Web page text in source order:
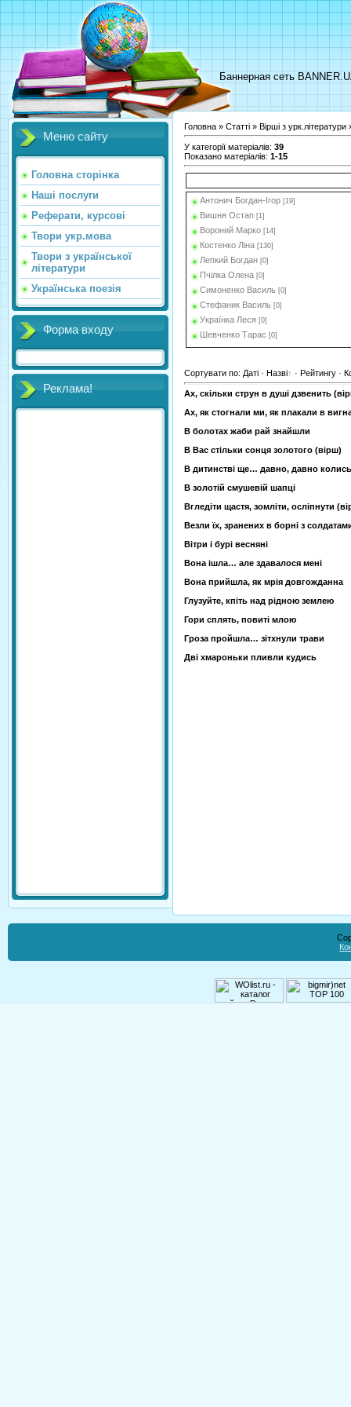
Баннерная сеть
Меню сайту
Головна сторінка
Наші послуги
Реферати, курсові
Твори укр.мова
Твори з української
літератури
Українська поезія
Форма входу
Реклама!
Головна » Статті » Вірші з урк.літератури
У категорії матеріалів: 39
Показано матеріалів: 1-15
Антонич Богдан-Ігор [19]
Вишня Остап [1]
Вороний Марко [14]
Костенко Ліна [130]
Лепкий Богдан [0]
Пчілка Олена [0]
Симоненко Василь [0]
Стефаник Василь [0]
Українка Леся [0]
Шевченко Тарас [0]
Сортувати по: Даті · Назві · Рейтингу ·
Ах, скільки струн в душі дзвенить
Ах, як стогнали ми, як плакали в
В болотах жаби рай знайшли
В Вас стільки сонця золотого (вірш)
В дитинстві ще… давно, давно колись
В золотій смушевій шапці
Вгледіти щастя, зомліти, осліпнути
Везли їх, зранених в борні з
Вітри і бурі весняні
Вона ішла… але здавалося мені
Вона прийшла, як мрія довгожданна
Глузуйте, кпіть над рідною землею
Гори сплять, повиті млою
Гроза пройшла… зітхнули трави
Дві хмароньки пливли кудись